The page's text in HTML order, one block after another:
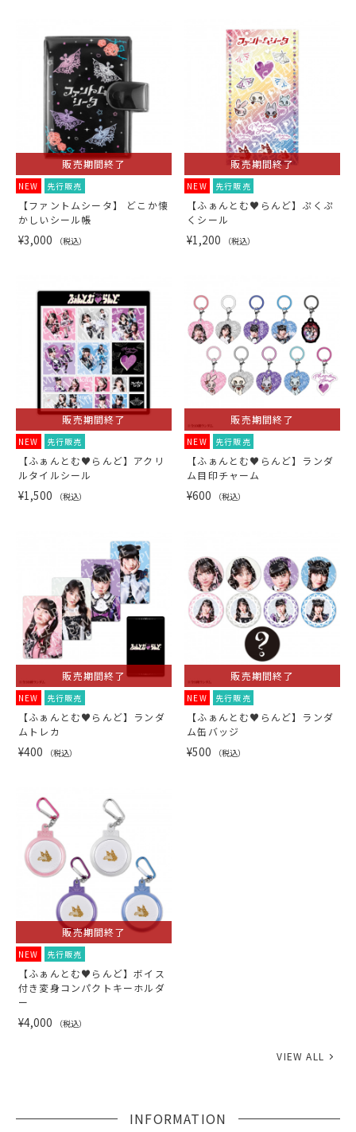
販売期間終了
NEW 先行販売
【ファントムシータ】 どこか懐
かしいシール帳
¥3,000 （税込）
販売期間終了
NEW 先行販売
【ふぁんとむ♥らんど】ぷくぷ
くシール
¥1,200 （税込）
販売期間終了
NEW 先行販売
【ふぁんとむ♥らんど】アクリ
ルタイルシール
¥1,500 （税込）
販売期間終了
NEW 先行販売
【ふぁんとむ♥らんど】ランダ
ム目印チャーム
¥600 （税込）
販売期間終了
NEW 先行販売
【ふぁんとむ♥らんど】ランダ
ムトレカ
¥400 （税込）
販売期間終了
NEW 先行販売
【ふぁんとむ♥らんど】ランダ
ム缶バッジ
¥500 （税込）
販売期間終了
NEW 先行販売
【ふぁんとむ♥らんど】ボイス
付き変身コンパクトキーホルダ
ー
¥4,000 （税込）
VIEW ALL
INFORMATION